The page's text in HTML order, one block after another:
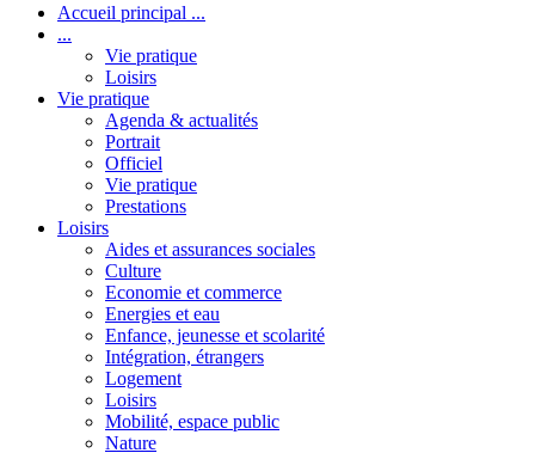
Accueil principal ...
...
Vie pratique
Loisirs
Vie pratique
Agenda & actualités
Portrait
Officiel
Vie pratique
Prestations
Loisirs
Aides et assurances sociales
Culture
Economie et commerce
Energies et eau
Enfance, jeunesse et scolarité
Intégration, étrangers
Logement
Loisirs
Mobilité, espace public
Nature